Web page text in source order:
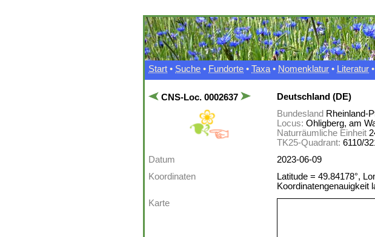
Start • Suche • Fundorte • Taxa • Nomenklatur • Literatur •
CNS-Loc. 0002637
Deutschland (DE)
Bundesland Rheinland-
Locus: Ohligberg, am
Naturräumliche Einheit
TK25-Quadrant: 6110/
Datum
2023-06-09
Koordinaten
Latitude = 49.84178°,
Koordinatengenauigkeit
Karte